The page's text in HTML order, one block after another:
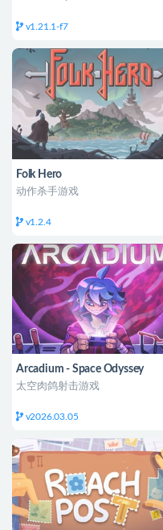
v1.21.1-f7
Folk Hero
动作杀手游戏
v1.2.4
Arcadium - Space Odyssey
太空肉鸽射击游戏
v2026.03.05